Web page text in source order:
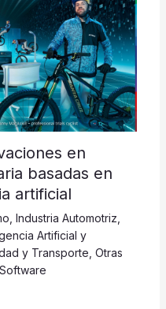
en
basadas en
artificial
Industria Automotriz
Artificial y
y Transporte Otras
Software